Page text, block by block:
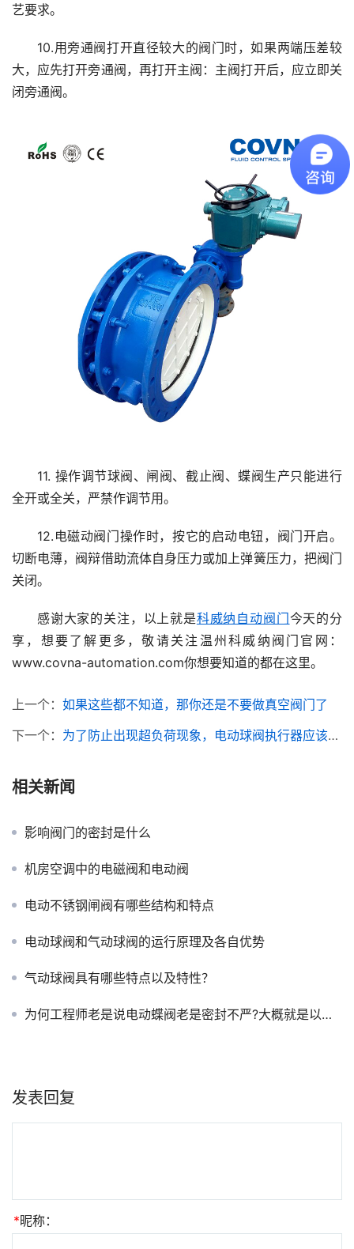
艺要求。
10.用旁通阀打开直径较大的阀门时，如果两端压差较
大，应先打开旁通阀，再打开主阀：主阀打开后，应立即关
闭旁通阀。
11. 操作调节球阀、闸阀、截止阀、蝶阀生产只能进行
全开或全关，严禁作调节用。
12.电磁动阀门操作时，按它的启动电钮，阀门开启。
切断电薄，阀辩借助流体自身压力或加上弹簧压力，把阀门
关闭。
感谢大家的关注，以上就是科威纳自动阀门今天的分
享，想要了解更多，敬请关注温州科威纳阀门官网：
www.covna-automation.com你想要知道的都在这里。
上一个： 如果这些都不知道，那你还是不要做真空阀门了
下一个： 为了防止出现超负荷现象，电动球阀执行器应该怎么选？
相关新闻
影响阀门的密封是什么
机房空调中的电磁阀和电动阀
电动不锈钢闸阀有哪些结构和特点
电动球阀和气动球阀的运行原理及各自优势
气动球阀具有哪些特点以及特性？
为何工程师老是说电动蝶阀老是密封不严?大概就是以下这些原因吧
发表回复
*昵称：